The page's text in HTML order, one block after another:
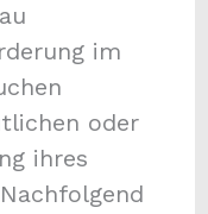
im
oder
ihres